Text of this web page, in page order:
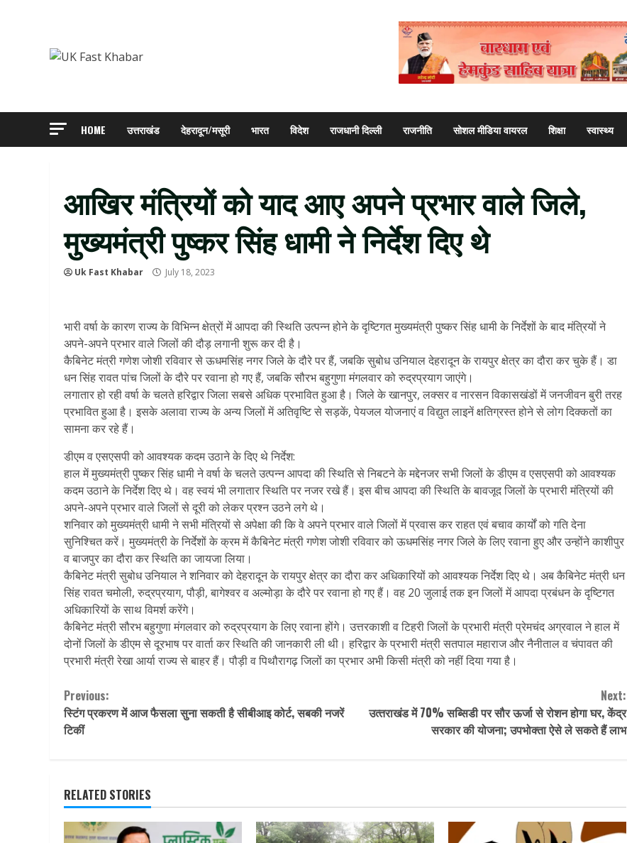
HOME उत्तराखंड देहरादून/मसूरी भारत विदेश राजधानी दिल्ली राजनीति सोशल मीडिया वायरल शिक्षा स्वास्थ्य
आखिर मंत्रियों को याद आए अपने प्रभार वाले जिले,
मुख्यमंत्री पुष्कर सिंह धामी ने निर्देश दिए थे
Uk Fast Khabar July 18, 2023
भारी वर्षा के कारण राज्य के विभिन्न क्षेत्रों में आपदा की स्थिति उत्पन्न होने के दृष्टिगत मुख्यमंत्री पुष्कर सिंह धामी के निर्देशों के बाद मंत्रियों ने
अपने-अपने प्रभार वाले जिलों की दौड़ लगानी शुरू कर दी है।
कैबिनेट मंत्री गणेश जोशी रविवार से ऊधमसिंह नगर जिले के दौरे पर हैं, जबकि सुबोध उनियाल देहरादून के रायपुर क्षेत्र का दौरा कर चुके हैं। डा
धन सिंह रावत पांच जिलों के दौरे पर रवाना हो गए हैं, जबकि सौरभ बहुगुणा मंगलवार को रुद्रप्रयाग जाएंगे।
लगातार हो रही वर्षा के चलते हरिद्वार जिला सबसे अधिक प्रभावित हुआ है। जिले के खानपुर, लक्सर व नारसन विकासखंडों में जनजीवन बुरी तरह
प्रभावित हुआ है। इसके अलावा राज्य के अन्य जिलों में अतिवृष्टि से सड़कें, पेयजल योजनाएं व विद्युत लाइनें क्षतिग्रस्त होने से लोग दिक्कतों का
सामना कर रहे हैं।
डीएम व एसएसपी को आवश्यक कदम उठाने के दिए थे निर्देश:
हाल में मुख्यमंत्री पुष्कर सिंह धामी ने वर्षा के चलते उत्पन्न आपदा की स्थिति से निबटने के मद्देनजर सभी जिलों के डीएम व एसएसपी को आवश्यक
कदम उठाने के निर्देश दिए थे। वह स्वयं भी लगातार स्थिति पर नजर रखे हैं। इस बीच आपदा की स्थिति के बावजूद जिलों के प्रभारी मंत्रियों की
अपने-अपने प्रभार वाले जिलों से दूरी को लेकर प्रश्न उठने लगे थे।
शनिवार को मुख्यमंत्री धामी ने सभी मंत्रियों से अपेक्षा की कि वे अपने प्रभार वाले जिलों में प्रवास कर राहत एवं बचाव कार्यों को गति देना
सुनिश्चित करें। मुख्यमंत्री के निर्देशों के क्रम में कैबिनेट मंत्री गणेश जोशी रविवार को ऊधमसिंह नगर जिले के लिए रवाना हुए और उन्होंने काशीपुर
व बाजपुर का दौरा कर स्थिति का जायजा लिया।
कैबिनेट मंत्री सुबोध उनियाल ने शनिवार को देहरादून के रायपुर क्षेत्र का दौरा कर अधिकारियों को आवश्यक निर्देश दिए थे। अब कैबिनेट मंत्री धन
सिंह रावत चमोली, रुद्रप्रयाग, पौड़ी, बागेश्वर व अल्मोड़ा के दौरे पर रवाना हो गए हैं। वह 20 जुलाई तक इन जिलों में आपदा प्रबंधन के दृष्टिगत
अधिकारियों के साथ विमर्श करेंगे।
कैबिनेट मंत्री सौरभ बहुगुणा मंगलवार को रुद्रप्रयाग के लिए रवाना होंगे। उत्तरकाशी व टिहरी जिलों के प्रभारी मंत्री प्रेमचंद अग्रवाल ने हाल में
दोनों जिलों के डीएम से दूरभाष पर वार्ता कर स्थिति की जानकारी ली थी। हरिद्वार के प्रभारी मंत्री सतपाल महाराज और नैनीताल व चंपावत की
प्रभारी मंत्री रेखा आर्या राज्य से बाहर हैं। पौड़ी व पिथौरागढ़ जिलों का प्रभार अभी किसी मंत्री को नहीं दिया गया है।
Continue
Reading
Previous:
स्टिंग प्रकरण में आज फैसला सुना सकती है सीबीआइ कोर्ट, सबकी नजरें
टिकीं
Next:
उत्‍तराखंड में 70% सब्सिडी पर सौर ऊर्जा से रोशन होगा घर, केंद्र
सरकार की योजना; उपभोक्ता ऐसे ले सकते हैं लाभ
RELATED STORIES